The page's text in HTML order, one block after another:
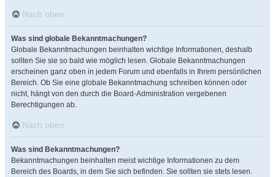
Nach oben
Was sind globale Bekanntmachungen?
Globale Bekanntmachungen beinhalten wichtige Informationen, deshalb
sollten Sie sie so bald wie möglich lesen. Globale Bekanntmachungen
erscheinen ganz oben in jedem Forum und ebenfalls in Ihrem persönlichen
Bereich. Ob Sie eine globale Bekanntmachung schreiben können oder
nicht, hängt von den durch die Board-Administration vergebenen
Berechtigungen ab.
Nach oben
Was sind Bekanntmachungen?
Bekanntmachungen beinhalten meist wichtige Informationen zu dem
Bereich des Boards, in dem Sie sich befinden. Sie sollten sie stets lesen.